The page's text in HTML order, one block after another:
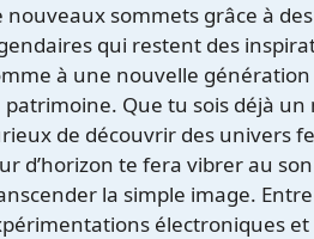
nouveaux sommets grâce à
qui restent des
à une nouvelle
patrimoine. Que tu sois déjà
de découvrir des univers
d’horizon te fera vibrer au
la simple image.
électroniques et